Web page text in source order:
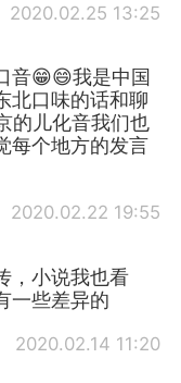
2020.02.25 13:25
音😁😄我是中国
北口味的话和聊
的儿化音我们也
每个地方的发言
2020.02.22 19:55
，小说我也看
一些差异的
2020.02.14 11:20